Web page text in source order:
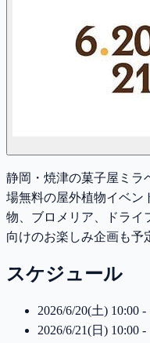
静岡・焼津の菓子屋ミラ
場無料の屋外植物イベン
物、ブロメリア、ドライ
向けのお楽しみ企画も予
スケジュール
2026/6/20(土) 10:00 -
2026/6/21(日) 10:00 -